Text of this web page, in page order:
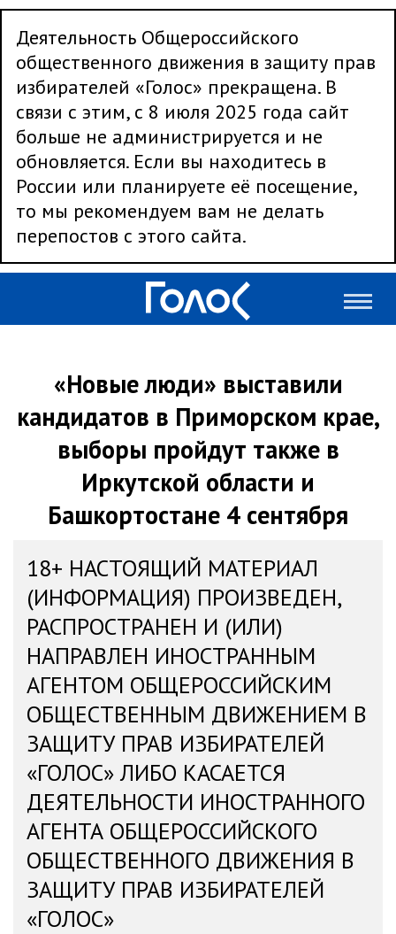
Деятельность Общероссийского
общественного движения в защиту прав
избирателей «Голос» прекращена. В
связи с этим, с 8 июля 2025 года сайт
больше не администрируется и не
обновляется. Если вы находитесь в
России или планируете её посещение,
то мы рекомендуем вам не делать
перепостов с этого сайта.
«Новые люди» выставили
кандидатов в Приморском крае,
выборы пройдут также в
Иркутской области и
Башкортостане 4 сентября
18+ НАСТОЯЩИЙ МАТЕРИАЛ
(ИНФОРМАЦИЯ) ПРОИЗВЕДЕН,
РАСПРОСТРАНЕН И (ИЛИ)
НАПРАВЛЕН ИНОСТРАННЫМ
АГЕНТОМ ОБЩЕРОССИЙСКИМ
ОБЩЕСТВЕННЫМ ДВИЖЕНИЕМ В
ЗАЩИТУ ПРАВ ИЗБИРАТЕЛЕЙ
«ГОЛОС» ЛИБО КАСАЕТСЯ
ДЕЯТЕЛЬНОСТИ ИНОСТРАННОГО
АГЕНТА ОБЩЕРОССИЙСКОГО
ОБЩЕСТВЕННОГО ДВИЖЕНИЯ В
ЗАЩИТУ ПРАВ ИЗБИРАТЕЛЕЙ
«ГОЛОС»